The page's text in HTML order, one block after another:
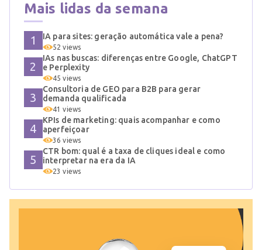
Mais lidas da semana
IA para sites: geração automática vale a pena?
52 views
IAs nas buscas: diferenças entre Google, ChatGPT
e Perplexity
45 views
Consultoria de GEO para B2B para gerar
demanda qualificada
41 views
KPIs de marketing: quais acompanhar e como
aperfeiçoar
36 views
CTR bom: qual é a taxa de cliques ideal e como
interpretar na era da IA
23 views